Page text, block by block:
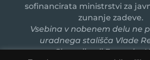
sofinancirata ministrstvi za
zunanje zadeve.
Vsebina v nobenem delu ne
uradnega stališča Vlade
Slovenije ali Evropske